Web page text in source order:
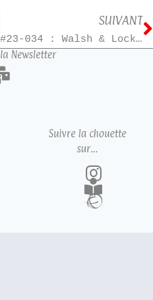
SUIVANT
#23-034 : Walsh & Lockwood – T4
Newsletter
Suivre la chouette
sur…